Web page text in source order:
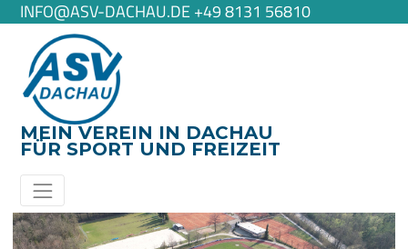
INFO@ASV-DACHAU.DE +49 8131 56810
MEIN VEREIN IN DACHAU
FÜR SPORT UND FREIZEIT